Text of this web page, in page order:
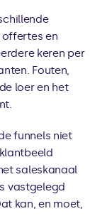
offertes en
keren per
Fouten,
loer en het
funnels niet
saleskanaal
vastgelegd
kan, en moet,